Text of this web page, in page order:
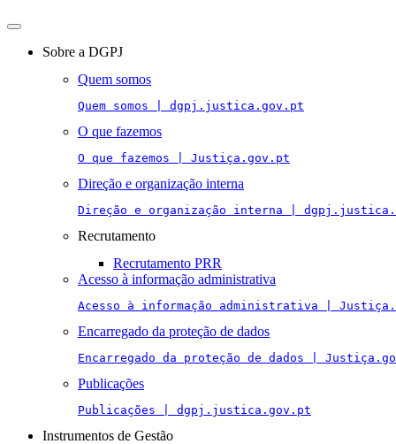
Toggle
navigationSobre a DGPJ
Quem somos
Quem somos | dgpj.justica.gov.pt
O que fazemos
O que fazemos | Justiça.gov.pt
Direção e organização interna
Direção e organização interna |
Recrutamento
Recrutamento PRR
Acesso à informação administrativa
Acesso à informação administrativa |
Encarregado da proteção de dados
Encarregado da proteção de dados |
Publicações
Publicações | dgpj.justica.gov.pt
Instrumentos de Gestão